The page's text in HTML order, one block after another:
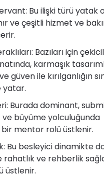
Bu ilişki türü yatak
ve çeşitli hizmet ve
Bazıları için
karmaşık
güven ile kırılganlığın
yatar.
Burada dominant,
ve büyüme yolculuğunda
mentor rolü üstlenir.
Bu besleyici dinamikte
rahatlık ve rehberlik
üstlenir.